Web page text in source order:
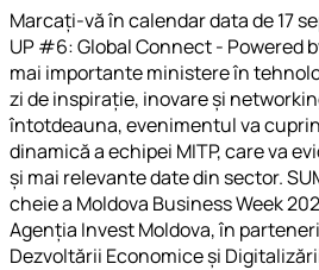
Marcați-vă în calendar data de 17
UP #6: Global Connect - Powered
mai importante ministere în
zi de inspirație, inovare și
întotdeauna, evenimentul va
dinamică a echipei MITP, care va
și mai relevante date din sector.
cheie a Moldova Business Week
Agenția Invest Moldova, în
Dezvoltării Economice și